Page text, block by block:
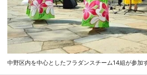
中野区内を中心としたフラダンスチーム14組が参加